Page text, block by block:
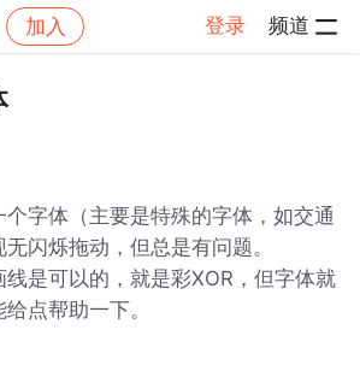
加入 登录 频道
法
字体（主要是特殊的字体，如交通
闪烁拖动，但总是有问题。
是可以的，就是彩XOR，但字体就
点帮助一下。